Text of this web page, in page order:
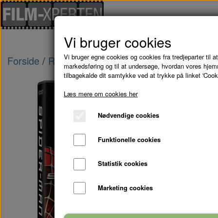
Forside Restlagersalg af DVD & Blu-Ray
Vi bruger cookies
Vi bruger egne cookies og cookies fra tredjeparter til
markedsføring og til at undersøge, hvordan vores
tilbagekalde dit samtykke ved at trykke på linket
Læs mere om cookies her
Nødvendige cookies
Funktionelle cookies
Statistik cookies
Marketing cookies